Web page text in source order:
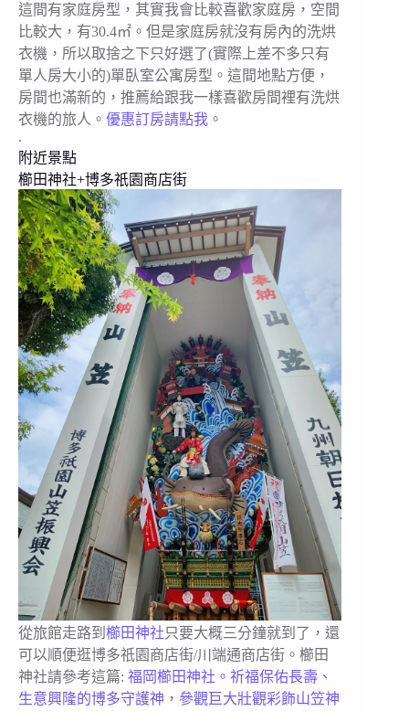
這間有家庭房型，其實我會比較喜歡家庭房，空間
比較大，有30.4㎡。但是家庭房就沒有房內的洗烘
衣機，所以取捨之下只好選了(實際上差不多只有
單人房大小的)單臥室公寓房型。這間地點方便，
房間也滿新的，推薦給跟我一樣喜歡房間裡有洗烘
衣機的旅人。 優惠訂房請點我 。
.
附近景點
櫛田神社+博多祇園商店街
從旅館走路到 櫛田神社只要大概三分鐘就到了，還
可以順便逛博多祇園商店街/川端通商店街。櫛田
神社請參考這篇: 福岡櫛田神社。祈福保佑長壽、
生意興隆的博多守護神，參觀巨大壯觀彩飾山笠神